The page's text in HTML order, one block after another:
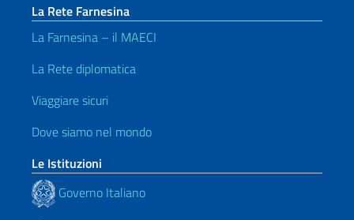
La Rete Farnesina
La Farnesina – il MAECI
La Rete diplomatica
Viaggiare sicuri
Dove siamo nel mondo
Le Istituzioni
Governo Italiano